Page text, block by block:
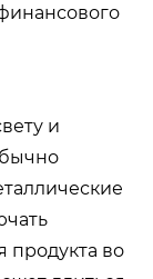
и
продукта во